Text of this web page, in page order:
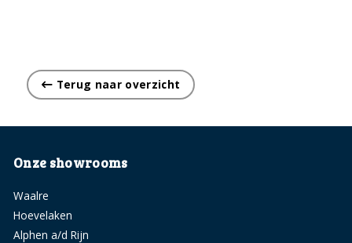
Terug naar overzicht
Onze showrooms
Waalre
Hoevelaken
Alphen a/d Rijn